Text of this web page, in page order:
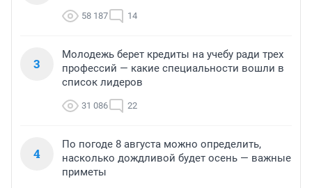
58 187 14
3
Молодежь берет кредиты на учебу ради трех
профессий — какие специальности вошли в
список лидеров
31 086 22
4
По погоде 8 августа можно определить,
насколько дождливой будет осень — важные
приметы